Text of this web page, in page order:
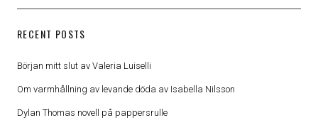
RECENT POSTS
Början mitt slut av Valeria Luiselli
Om varmhållning av levande döda av Isabella Nilsson
Dylan Thomas novell på pappersrulle